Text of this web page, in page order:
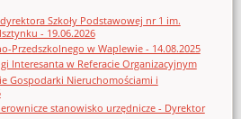
Szkoły Podstawowej nr 1 im.
- 19.06.2026
Przedszkolnego w Waplewie - 14.08.2025
Interesanta w Referacie Organizacyjnym
Gospodarki Nieruchomościami i
stanowisko urzędnicze - Dyrektor